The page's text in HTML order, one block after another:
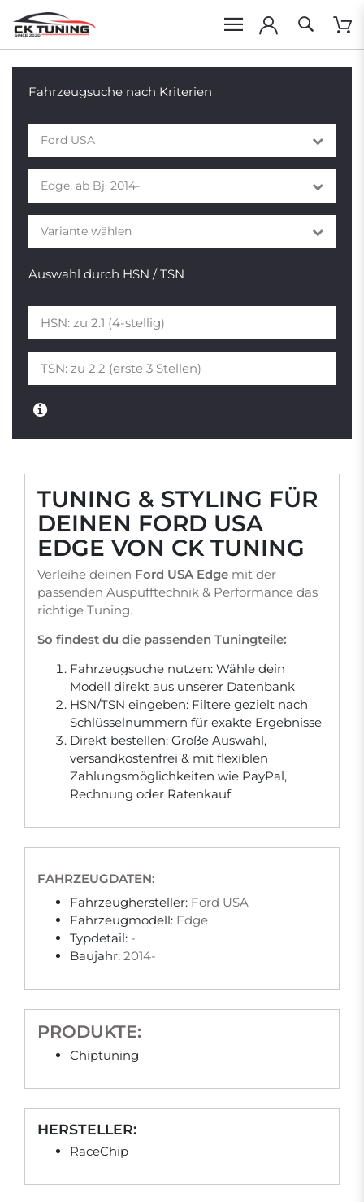
Fahrzeugsuche nach Kriterien
Ford USA
Edge, ab Bj. 2014-
Variante wählen
Auswahl durch HSN / TSN
TUNING & STYLING FÜR
DEINEN FORD USA
EDGE VON CK TUNING
Verleihe deinen Ford USA Edge mit der
passenden Auspufftechnik & Performance das
richtige Tuning.
So findest du die passenden Tuningteile:
Fahrzeugsuche nutzen: Wähle dein
Modell direkt aus unserer Datenbank
HSN/TSN eingeben: Filtere gezielt nach
Schlüsselnummern für exakte Ergebnisse
Direkt bestellen: Große Auswahl,
versandkostenfrei & mit flexiblen
Zahlungsmöglichkeiten wie PayPal,
Rechnung oder Ratenkauf
FAHRZEUGDATEN:
Fahrzeughersteller: Ford USA
Fahrzeugmodell: Edge
Typdetail: -
Baujahr: 2014-
PRODUKTE:
Chiptuning
HERSTELLER:
RaceChip